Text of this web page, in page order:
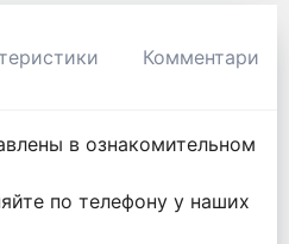
Комментарии
в ознакомительном
по телефону у наших